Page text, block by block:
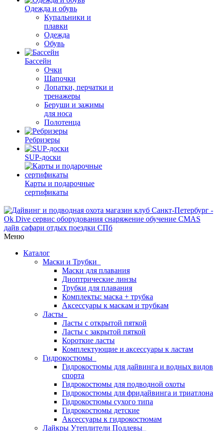
Одежда и обувь
Купальники и
плавки
Одежда
Обувь
Бассейн
Очки
Шапочки
Лопатки, перчатки и
тренажеры
Беруши и зажимы
для носа
Полотенца
Ребризеры
SUP-доски
Карты и подарочные
сертификаты
Меню
Каталог
Маски и Трубки
Маски для плавания
Диоптрические линзы
Трубки для плавания
Комплекты: маска + трубка
Аксессуары к маскам и трубкам
Ласты
Ласты с открытой пяткой
Ласты с закрытой пяткой
Короткие ласты
Комплектующие и аксессуары к ластам
Гидрокостюмы
Гидрокостюмы для дайвинга и водных видов
спорта
Гидрокостюмы для подводной охоты
Гидрокостюмы для фридайвинга и триатлона
Гидрокостюмы сухого типа
Гидрокостюмы детские
Аксессуары к гидрокостюмам
Лайкры Утеплители Поддевы